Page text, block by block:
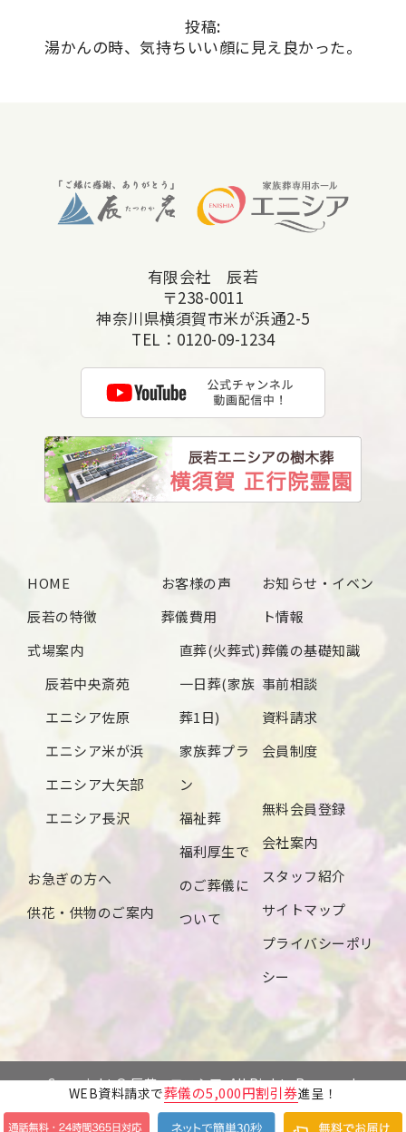
WEB資料請求で葬儀の5,000円割引券進呈！
投稿:
湯かんの時、気持ちいい顔に見え良かった。
有限会社 辰若
〒238-0011
神奈川県横須賀市米が浜通2-5
TEL： 0120-09-1234
HOME
辰若の特徴
式場案内
辰若中央斎苑
エニシア佐原
エニシア米が浜
エニシア大矢部
エニシア長沢
お急ぎの方へ
供花・供物のご案内
お客様の声
葬儀費用
直葬(火葬式)
一日葬(家族
葬1日)
家族葬プラ
ン
福祉葬
福利厚生で
のご葬儀に
ついて
お知らせ・イベン
ト情報
葬儀の基礎知識
事前相談
資料請求
会員制度
無料会員登録
会社案内
スタッフ紹介
サイトマップ
プライバシーポリ
シー
Copyright © 辰若・エニシア. All Rights Reserved.